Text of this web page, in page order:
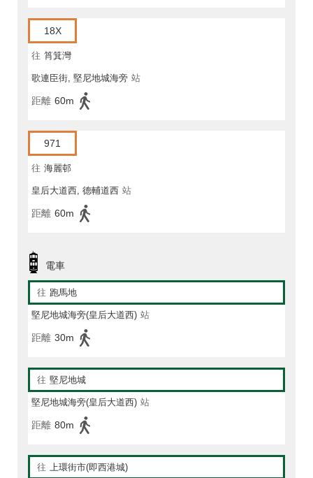
18X
往 筲箕灣
歌連臣街, 堅尼地城海旁 站
距離 60m
971
往 海麗邨
皇后大道西, 德輔道西 站
距離 60m
電車
往 跑馬地
堅尼地城海旁(皇后大道西) 站
距離 30m
往 堅尼地城
堅尼地城海旁(皇后大道西) 站
距離 80m
往 上環街市(即西港城)